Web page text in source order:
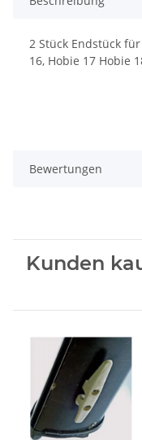
2 Stück Endstück
16, Hobie 17 Hobie
Bewertungen
Kunden